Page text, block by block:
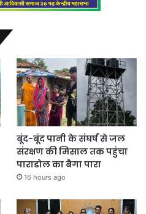
बूंद-बूंद पानी के संघर्ष से जल
संरक्षण की मिसाल तक पहुंचा
पाराडोल का बैगा पारा
16 hours ago